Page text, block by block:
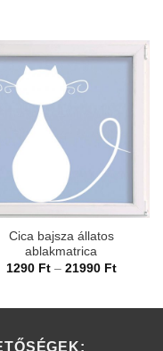
Cica bajsza állatos
ablakmatrica
1290 Ft – 21990 Ft